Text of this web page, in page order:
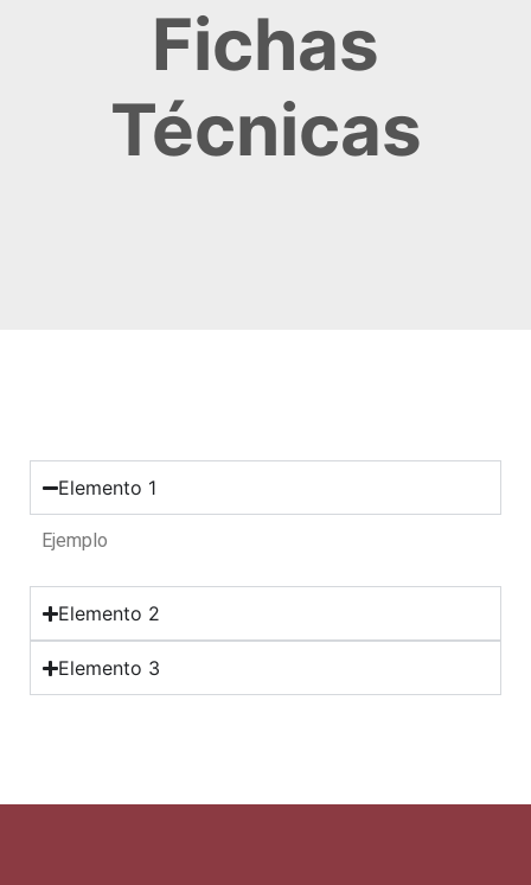
Fichas
Técnicas
Elemento 1
Ejemplo
Elemento 2
Elemento 3